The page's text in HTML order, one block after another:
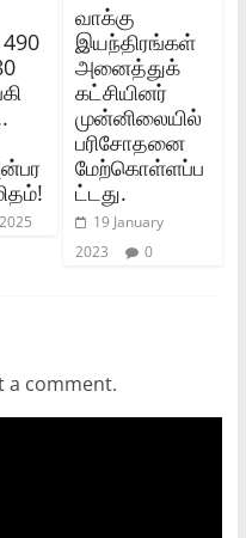
வாக்கு
இயந்திரங்கள்
அனைத்துக்
கட்சியினர்
முன்னிலையில்
பரிசோதனை
மேற்கொள்ளப்ப
ட்டது.
19 January
2023
0
a comment.